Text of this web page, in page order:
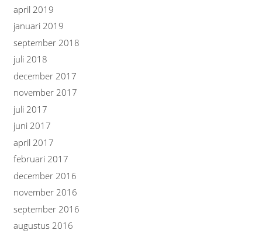
april 2019
januari 2019
september 2018
juli 2018
december 2017
november 2017
juli 2017
juni 2017
april 2017
februari 2017
december 2016
november 2016
september 2016
augustus 2016